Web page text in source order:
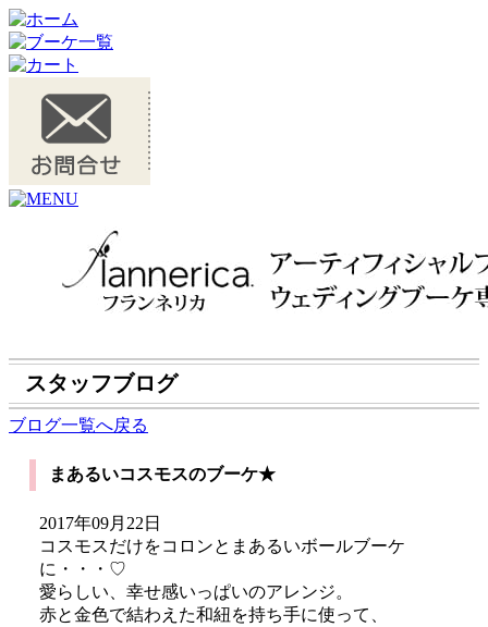
スタッフブログ
ブログ一覧へ戻る
まあるいコスモスのブーケ★
2017年09月22日
コスモスだけをコロンとまあるいボールブーケ
に・・・♡
愛らしい、幸せ感いっぱいのアレンジ。
赤と金色で結わえた和紐を持ち手に使って、